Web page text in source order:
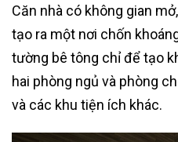
Căn nhà có không gian
tạo ra một nơi chốn
tường bê tông chỉ để tạo
hai phòng ngủ và phòng
và các khu tiện ích khác.